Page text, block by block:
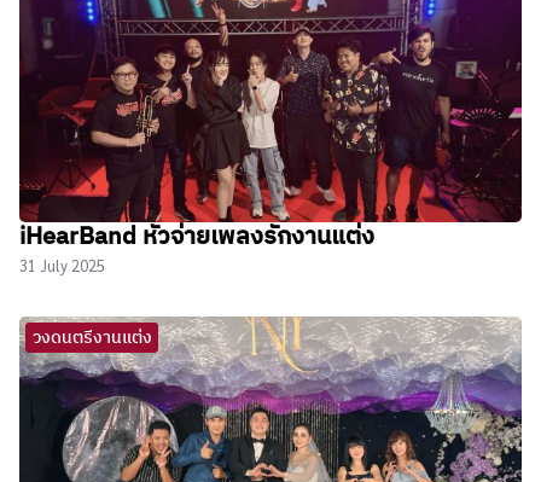
iHearBand หัวจ่ายเพลงรักงานแต่ง
31 July 2025
วงดนตรีงานแต่ง